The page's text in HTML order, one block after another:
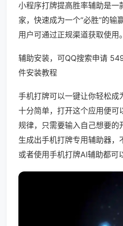
小程序打牌提高胜率辅助是一
家，快速成为一个“必胜”的输
用户可通过正规渠道获取使用。
辅助安装，可QQ搜索申请
件安装教程
手机打牌可以一键让你轻松成
十分简单，打开这个应用便可
规律，只需要输入自己想要的
生成出手机打牌专用辅助器，
或者使用手机打牌AI辅助都可